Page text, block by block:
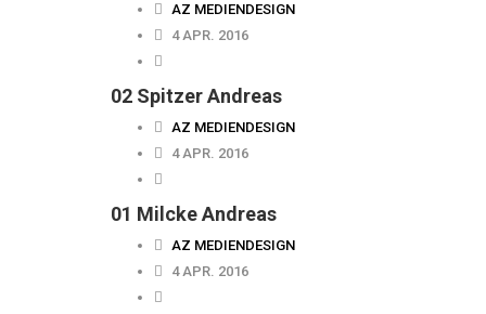
AZ MEDIENDESIGN
4 APR. 2016
02 Spitzer Andreas
AZ MEDIENDESIGN
4 APR. 2016
01 Milcke Andreas
AZ MEDIENDESIGN
4 APR. 2016